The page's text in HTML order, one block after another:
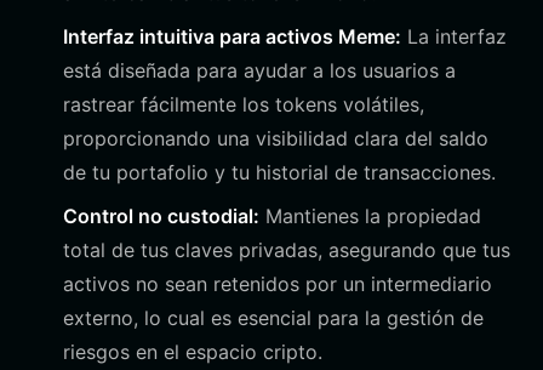
Interfaz intuitiva para activos Meme: La interfaz
está diseñada para ayudar a los usuarios a
rastrear fácilmente los tokens volátiles,
proporcionando una visibilidad clara del saldo
de tu portafolio y tu historial de transacciones.
Control no custodial: Mantienes la propiedad
total de tus claves privadas, asegurando que tus
activos no sean retenidos por un intermediario
externo, lo cual es esencial para la gestión de
riesgos en el espacio cripto.